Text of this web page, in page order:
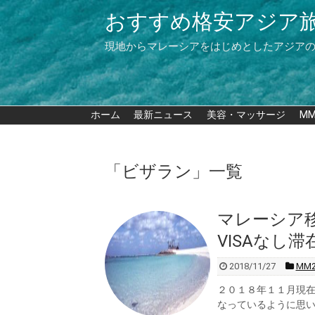
おすすめ格安アジア
現地からマレーシアをはじめとしたアジア
ホーム 最新ニュース 美容・マッサージ
「 ビザラン 」 一覧
マレーシア
VISAなし滞
2018/11/27
２０１８年１１月現
なっているように思い